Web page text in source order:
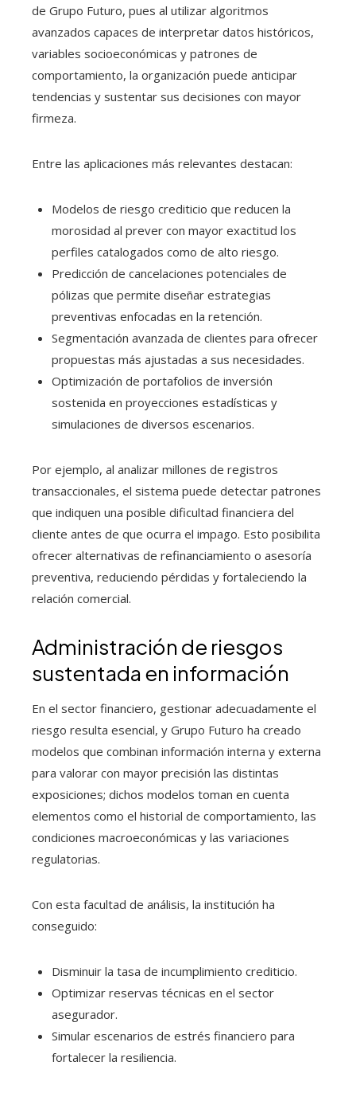
de Grupo Futuro, pues al utilizar algoritmos
avanzados capaces de interpretar datos históricos,
variables socioeconómicas y patrones de
comportamiento, la organización puede anticipar
tendencias y sustentar sus decisiones con mayor
firmeza.
Entre las aplicaciones más relevantes destacan:
Modelos de riesgo crediticio que reducen la
morosidad al prever con mayor exactitud los
perfiles catalogados como de alto riesgo.
Predicción de cancelaciones potenciales de
pólizas que permite diseñar estrategias
preventivas enfocadas en la retención.
Segmentación avanzada de clientes para ofrecer
propuestas más ajustadas a sus necesidades.
Optimización de portafolios de inversión
sostenida en proyecciones estadísticas y
simulaciones de diversos escenarios.
Por ejemplo, al analizar millones de registros
transaccionales, el sistema puede detectar patrones
que indiquen una posible dificultad financiera del
cliente antes de que ocurra el impago. Esto posibilita
ofrecer alternativas de refinanciamiento o asesoría
preventiva, reduciendo pérdidas y fortaleciendo la
relación comercial.
Administración de riesgos
sustentada en información
En el sector financiero, gestionar adecuadamente el
riesgo resulta esencial, y Grupo Futuro ha creado
modelos que combinan información interna y externa
para valorar con mayor precisión las distintas
exposiciones; dichos modelos toman en cuenta
elementos como el historial de comportamiento, las
condiciones macroeconómicas y las variaciones
regulatorias.
Con esta facultad de análisis, la institución ha
conseguido:
Disminuir la tasa de incumplimiento crediticio.
Optimizar reservas técnicas en el sector
asegurador.
Simular escenarios de estrés financiero para
fortalecer la resiliencia.